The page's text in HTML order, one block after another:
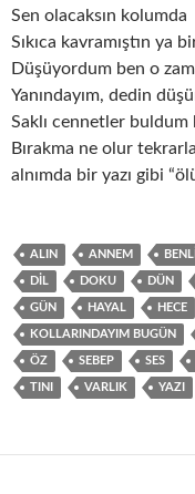
Sen olacaksın kolumda
Sıkıca kavramıştın ya
Düşüyordum ben o
Yanındayım, dedin
Saklı cennetler buldum
Bırakma ne olur
alnımda bir yazı gibi
ALIN ANNEM
DIL DOKU DÜN
GÜN HAYAL HECE
KOLLARINDAYIM BUGÜN
ÖZ SEBEP SES
TINI VARLIK YAZI